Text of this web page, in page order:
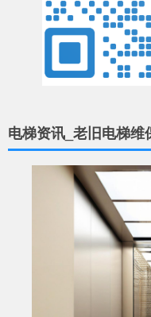
电梯资讯_老旧电梯